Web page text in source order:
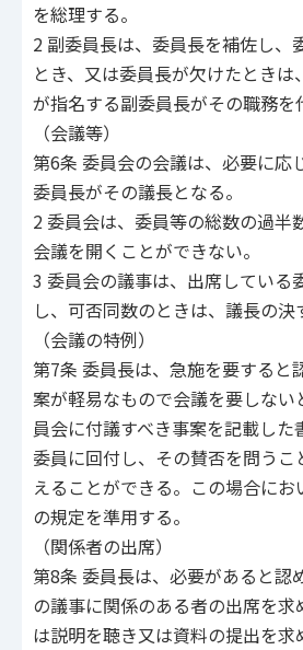
を総理する。
2 副委員長は、委員長を補佐し、
とき、又は委員長が欠けたとき
が指名する副委員長がその職務を
（会議等）
第6条 委員会の会議は、必要に応
委員長がその議長となる。
2 委員会は、委員等の総数の過半
会議を開くことができない。
3 委員会の議事は、出席している
し、可否同数のときは、議長の決
（会議の特例）
第7条 委員長は、急施を要すると
案が軽易なもので会議を要しな
員会に付議すべき事案を記載した
委員に回付し、その賛否を問う
えることができる。この場合に
の規定を準用する。
（関係者の出席）
第8条 委員長は、必要があると認
の議事に関係のある者の出席を求
は説明を聴き又は資料の提出を求